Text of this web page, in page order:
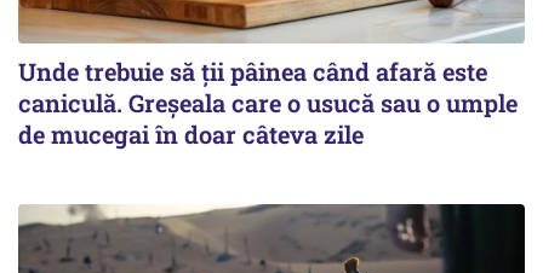
Unde trebuie să ții pâinea când afară este
caniculă. Greșeala care o usucă sau o umple
de mucegai în doar câteva zile